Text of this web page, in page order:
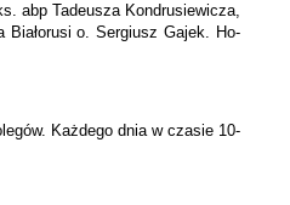
abp Tadeusza Kondrusiewicza,
Białorusi o. Sergiusz Gajek. Ho­
Każdego dnia w czasie 10-